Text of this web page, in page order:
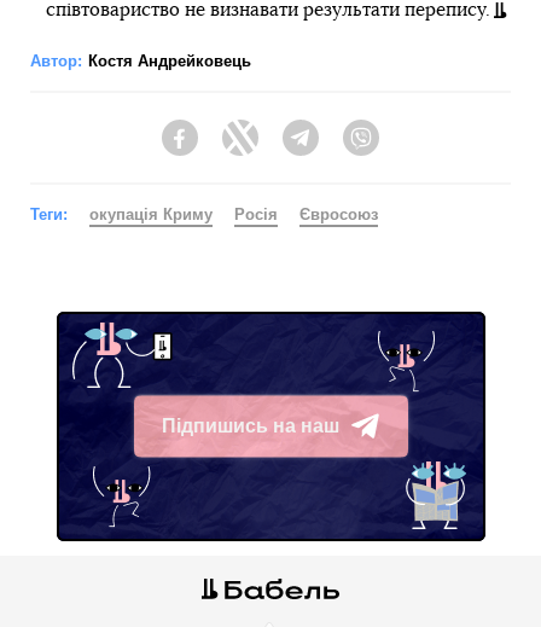
співтовариство не визнавати результати перепису.
Автор: Костя Андрейковець
FacebookTwitter Telegram
Теги: окупація Криму Росія Євросоюз
Підпишись на наш
Telegram